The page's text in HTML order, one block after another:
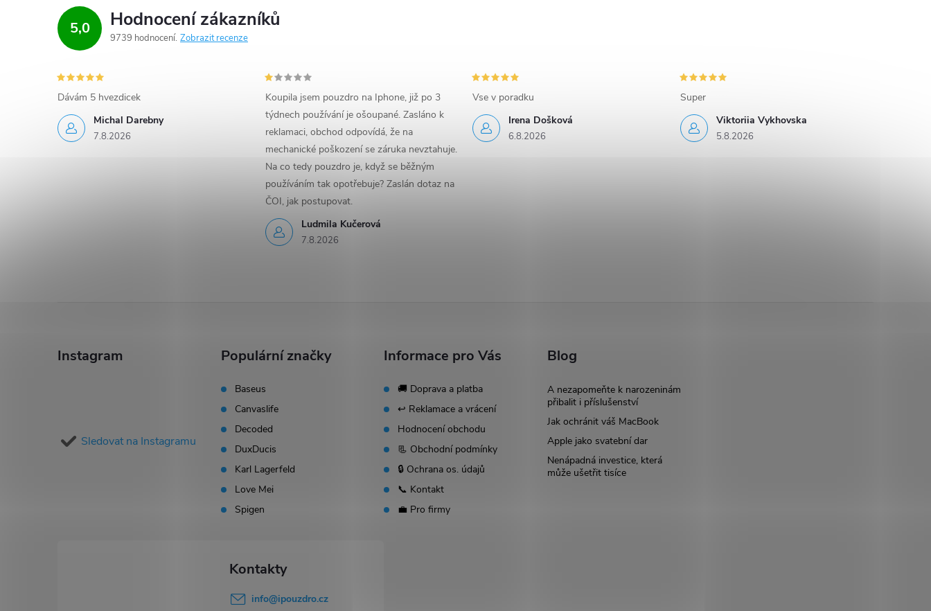
5,0 Hodnocení zákazníků
9739 hodnocení Zobrazit recenze
Michal Darebny
7.8.2026
Dávám 5 hvezdicek
Ludmila Kučerová
7.8.2026
Koupila jsem pouzdro na Iphone, již po 3
týdnech používání je ošoupané. Zasláno k
reklamaci, obchod odpovídá, že na
mechanické poškození se záruka nevztahuje.
Na co tedy pouzdro je, když se běžným
používáním tak opotřebuje? Zaslán dotaz na
ČOI, jak postupovat.
Irena Došková
6.8.2026
Vse v poradku
Viktoriia Vykhovska
5.8.2026
Super
Instagram
Sledovat na Instagramu
Populární značky
Baseus
Canvaslife
Decoded
DuxDucis
Karl Lagerfeld
Love Mei
Spigen
Informace pro Vás
🚚 Doprava a platba
↩️ Reklamace a vrácení
Hodnocení obchodu
📃 Obchodní podmínky
🔒 Ochrana os. údajů
📞 Kontakt
💼 Pro firmy
Blog
A nezapomeňte k narozeninám
přibalit i příslušenství
Jak ochránit váš MacBook
Apple jako svatební dar
Nenápadná investice, která
může ušetřit tisíce
info@ipouzdro.cz